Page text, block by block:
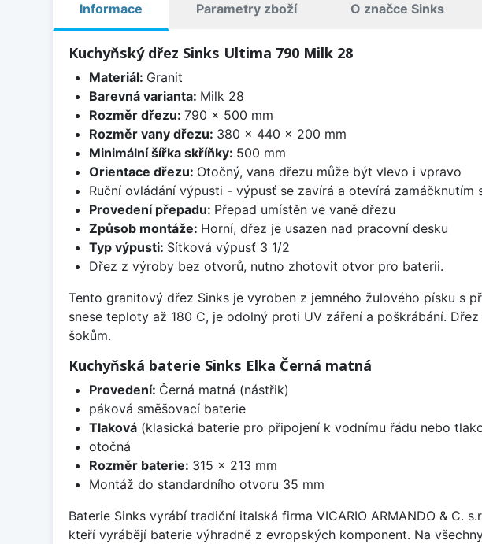
Informace Parametry zboží O značce Sinks
Kuchyňský dřez Sinks Ultima 790 Milk 28
Materiál: Granit
Barevná varianta: Milk 28
Rozměr dřezu: 790 x 500 mm
Rozměr vany dřezu: 380 x 440 x 200 mm
Minimální šířka skříňky: 500 mm
Orientace dřezu: Otočný, vana dřezu může být vlevo i vpravo
Ruční ovládání výpusti - výpusť se zavírá a otevírá zamáčknutím
Provedení přepadu: Přepad umístěn ve vaně dřezu
Způsob montáže: Horní, dřez je usazen nad pracovní desku
Typ výpusti: Sítková výpusť 3 1/2
Dřez z výroby bez otvorů, nutno zhotovit otvor pro baterii.
Tento granitový dřez Sinks je vyroben z jemného žulového písku s
snese teploty až 180 C, je odolný proti UV záření a poškrábání.
šokům.
Kuchyňská baterie Sinks Elka Černá matná
Provedení: Černá matná (nástřik)
páková směšovací baterie
Tlaková(klasická baterie pro připojení k vodnímu řádu nebo
otočná
Rozměr baterie: 315 x 213 mm
Montáž do standardního otvoru 35 mm
Baterie Sinks vyrábí tradiční italská firma VICARIO ARMANDO &
kteří vyrábějí baterie výhradně z evropských komponent. Na